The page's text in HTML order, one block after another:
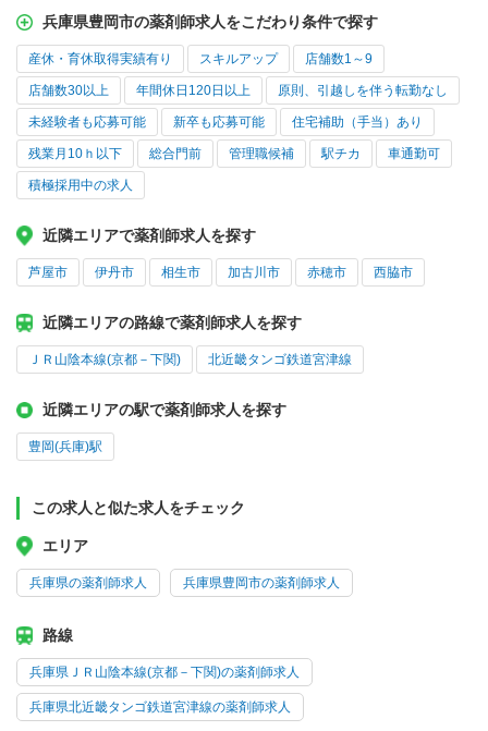
兵庫県豊岡市の薬剤師求人をこだわり条件で探す
産休・育休取得実績有り スキルアップ 店舗数1～9
店舗数30以上 年間休日120日以上 原則、引越しを伴う転勤なし
未経験者も応募可能 新卒も応募可能 住宅補助（手当）あり
残業月10ｈ以下 総合門前 管理職候補 駅チカ 車通勤可
積極採用中の求人
近隣エリアで薬剤師求人を探す
芦屋市 伊丹市 相生市 加古川市 赤穂市 西脇市
近隣エリアの路線で薬剤師求人を探す
ＪＲ山陰本線(京都－下関) 北近畿タンゴ鉄道宮津線
近隣エリアの駅で薬剤師求人を探す
豊岡(兵庫)駅
この求人と似た求人をチェック
エリア
兵庫県の薬剤師求人 兵庫県豊岡市の薬剤師求人
路線
兵庫県ＪＲ山陰本線(京都－下関)の薬剤師求人
兵庫県北近畿タンゴ鉄道宮津線の薬剤師求人